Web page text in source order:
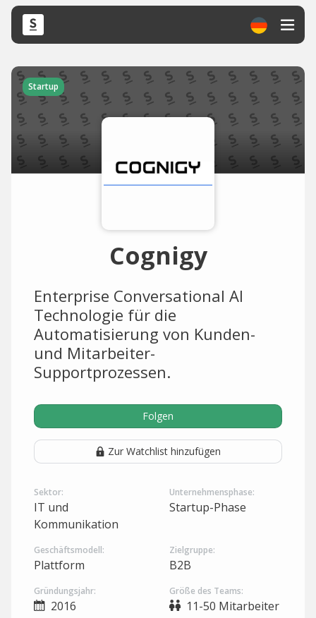
Startup
Cognigy
Enterprise Conversational AI
Technologie für die
Automatisierung von Kunden-
und Mitarbeiter-
Supportprozessen.
Folgen
Zur Watchlist hinzufügen
Sektor:
IT und
Kommunikation
Unternehmensphase:
Startup-Phase
Geschäftsmodell:
Plattform
Zielgruppe:
B2B
Gründungsjahr:
2016
Größe des Teams:
11-50 Mitarbeiter